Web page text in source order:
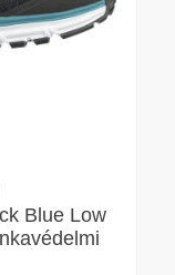
Blue Low